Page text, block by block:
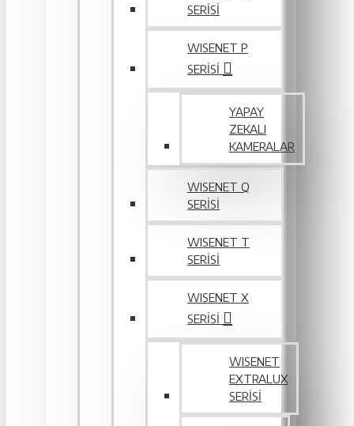
SERİSİ
WISENET P
SERISI
YAPAY
ZEKALI
KAMERALAR
WISENET Q
SERİSİ
WISENET T
SERİSİ
WISENET X
SERİSİ
WISENET
EXTRALUX
SERISI